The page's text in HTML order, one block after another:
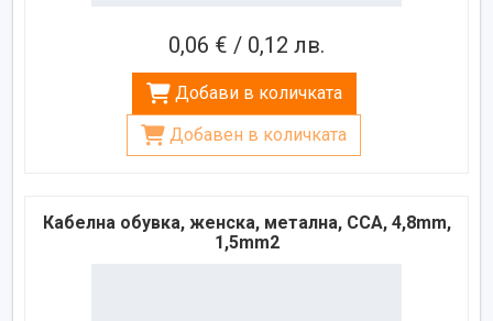
0,06 € / 0,12 лв.
Добави в количката
Добавен в количката
Кабелна обувка, женска, метална, CCA, 4,8mm,
1,5mm2